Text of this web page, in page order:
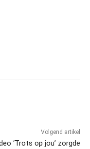
Volgend artikel
‘Trots op jou’ zorgde